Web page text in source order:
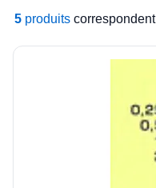
5 produits